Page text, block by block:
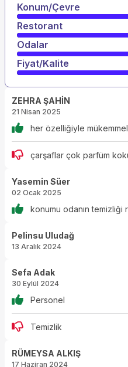
Konum/Çevre
Restorant
Odalar
Fiyat/Kalite
ZEHRA ŞAHİN
21 Nisan 2025
her özelliğiyle
çarşaflar çok parfüm
Yasemin Süer
02 Ocak 2025
konumu odanın temizliği
Pelinsu Uludağ
13 Aralık 2024
Sefa Adak
30 Eylül 2024
Personel
Temizlik
RÜMEYSA ALKIŞ
17 Haziran 2024